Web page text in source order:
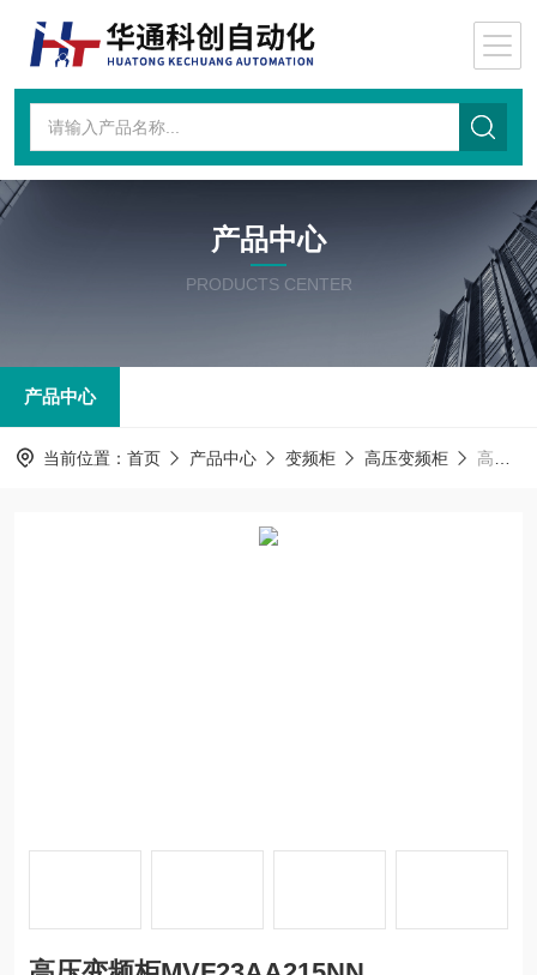
产品中心
PRODUCTS CENTER
产品中心
当前位置： 首页 产品中心 变频柜 高压变频柜 高压变频柜MVF23AA215NN